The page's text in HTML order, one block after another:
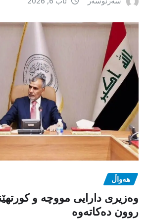
هەواڵ
وەزیری دارایی مووچە و
روون دەکاتەوە